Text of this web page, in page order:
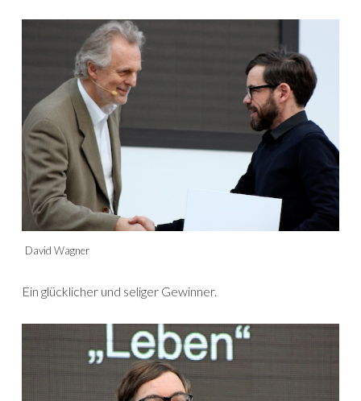
David Wagner
Ein glücklicher und seliger Gewinner.